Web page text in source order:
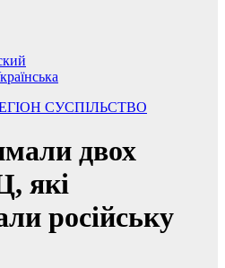
СУСПІЛЬСТВО
двох
які
російську